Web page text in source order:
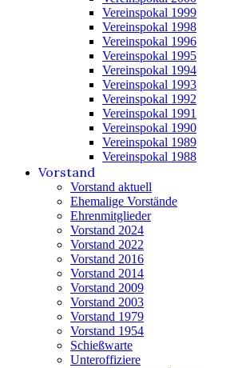
Vereinspokal 1999
Vereinspokal 1998
Vereinspokal 1996
Vereinspokal 1995
Vereinspokal 1994
Vereinspokal 1993
Vereinspokal 1992
Vereinspokal 1991
Vereinspokal 1990
Vereinspokal 1989
Vereinspokal 1988
Vorstand
Vorstand aktuell
Ehemalige Vorstände
Ehrenmitglieder
Vorstand 2024
Vorstand 2022
Vorstand 2016
Vorstand 2014
Vorstand 2009
Vorstand 2003
Vorstand 1979
Vorstand 1954
Schießwarte
Unteroffiziere